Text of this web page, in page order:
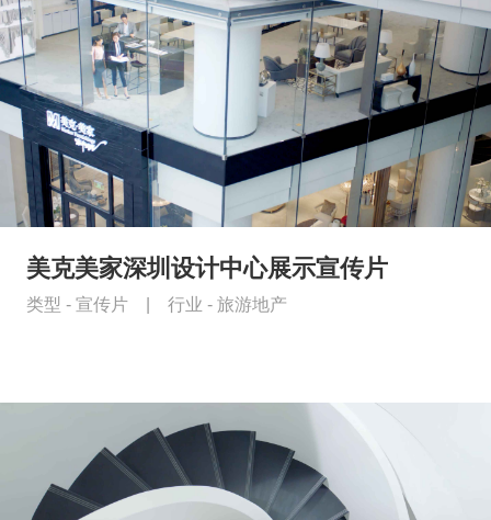
美克美家深圳设计中心展示宣传片
类型 - 宣传片 行业 - 旅游地产